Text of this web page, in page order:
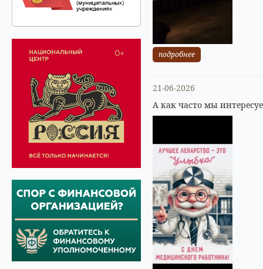
подробнее
21-06-2026
А как часто мы